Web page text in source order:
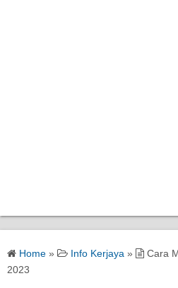
Home » Info Kerjaya »
Cara
2023